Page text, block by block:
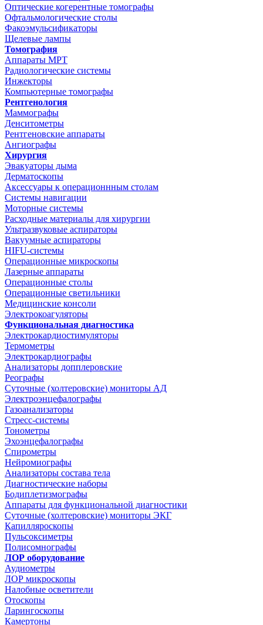
Оптические когерентные томографы
Офтальмологические столы
Факоэмульсификаторы
Щелевые лампы
Томография
Аппараты МРТ
Радиологические системы
Инжекторы
Компьютерные томографы
Рентгенология
Маммографы
Денситометры
Рентгеновские аппараты
Ангиографы
Хирургия
Эвакуаторы дыма
Дерматоскопы
Аксессуары к операционнным столам
Системы навигации
Моторные системы
Расходные материалы для хирургии
Ультразвуковые аспираторы
Вакуумные аспираторы
HIFU-системы
Операционные микроскопы
Лазерные аппараты
Операционные столы
Операционные светильники
Медицинские консоли
Электрокоагуляторы
Функциональная диагностика
Электрокардиостимуляторы
Термометры
Электрокардиографы
Анализаторы допплеровские
Реографы
Суточные (холтеровские) мониторы АД
Электроэнцефалографы
Газоанализаторы
Стресс-системы
Тонометры
Эхоэнцефалографы
Спирометры
Нейромиографы
Анализаторы состава тела
Диагностические наборы
Бодиплетизмографы
Аппараты для функциональной диагностики
Суточные (холтеровские) мониторы ЭКГ
Капилляроскопы
Пульсоксиметры
Полисомнографы
ЛОР оборудование
Аудиометры
ЛОР микроскопы
Налобные осветители
Отоскопы
Ларингоскопы
Камертоны